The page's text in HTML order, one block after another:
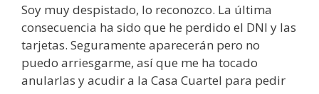
Soy muy despistado, lo reconozco. La última
consecuencia ha sido que he perdido el DNI y las
tarjetas. Seguramente aparecerán pero no
puedo arriesgarme, así que me ha tocado
anularlas y acudir a la Casa Cuartel para pedir